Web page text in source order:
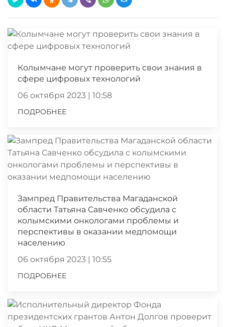
Колымчане могут проверить свои знания в
сфере цифровых технологий
06 октября 2023 | 10:58
ПОДРОБНЕЕ
Зампред Правительства Магаданской
области Татьяна Савченко обсудила с
колымскими онкологами проблемы и
перспективы в оказании медпомощи
населению
06 октября 2023 | 10:55
ПОДРОБНЕЕ